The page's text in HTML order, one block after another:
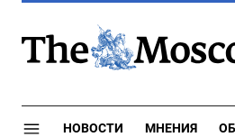
НОВОСТИ МНЕНИЯ